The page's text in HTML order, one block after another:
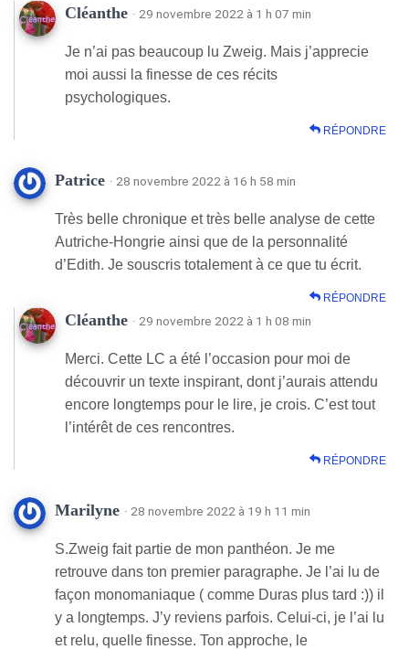
Cléanthe · 29 novembre 2022 à 1 h 07 min
Je n’ai pas beaucoup lu Zweig. Mais j’apprecie
moi aussi la finesse de ces récits
psychologiques.
RÉPONDRE
Patrice · 28 novembre 2022 à 16 h 58 min
Très belle chronique et très belle analyse de cette
Autriche-Hongrie ainsi que de la personnalité
d’Edith. Je souscris totalement à ce que tu écrit.
RÉPONDRE
Cléanthe · 29 novembre 2022 à 1 h 08 min
Merci. Cette LC a été l’occasion pour moi de
découvrir un texte inspirant, dont j’aurais attendu
encore longtemps pour le lire, je crois. C’est tout
l’intérêt de ces rencontres.
RÉPONDRE
Marilyne · 28 novembre 2022 à 19 h 11 min
S.Zweig fait partie de mon panthéon. Je me
retrouve dans ton premier paragraphe. Je l’ai lu de
façon monomaniaque ( comme Duras plus tard :)) il
y a longtemps. J’y reviens parfois. Celui-ci, je l’ai lu
et relu, quelle finesse. Ton approche, le